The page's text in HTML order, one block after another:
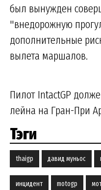
был вынужден
"внедорожную
дополнительные
вылета маршалов.
Пилот IntactGP
лейна на Гран-При
Тэги
thaigp давид муньос
инцидент motogp